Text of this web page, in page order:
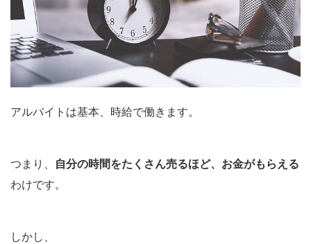
アルバイトは基本、時給で働きます。
つまり、 自分の時間をたくさん売るほど、お金がもらえる
わけです。
しかし、